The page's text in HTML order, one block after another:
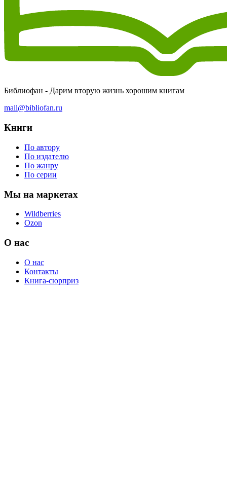
Библиофан - Дарим вторую жизнь хорошим книгам
mail@bibliofan.ru
Книги
По автору
По издателю
По жанру
По серии
Мы на маркетах
Wildberries
Ozon
О нас
О нас
Контакты
Книга-сюрприз